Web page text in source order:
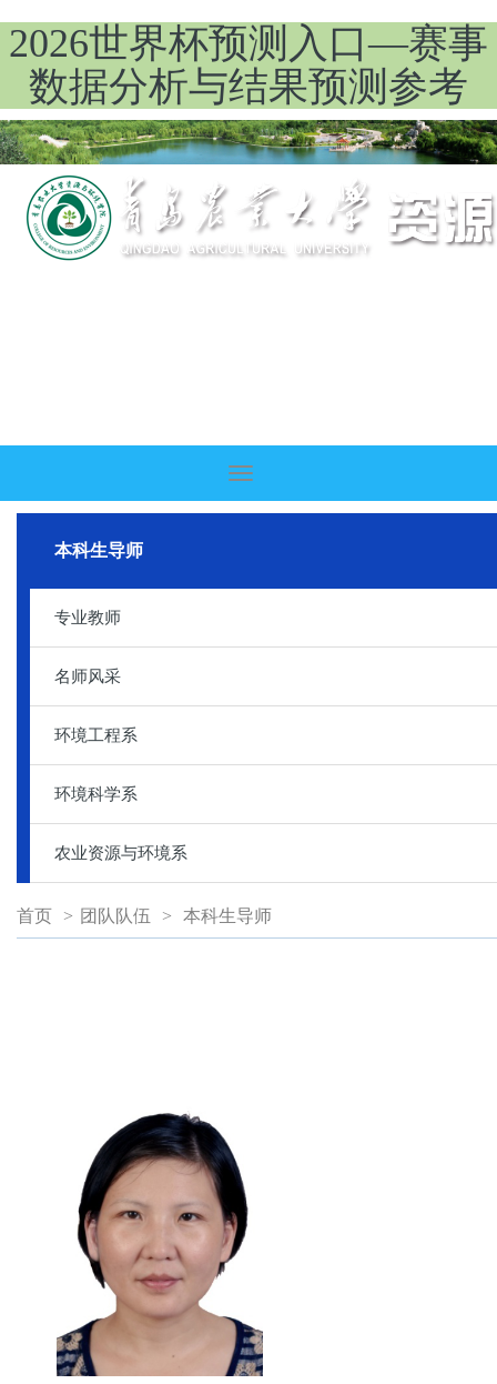
2026世界杯预测入口—赛事
数据分析与结果预测参考
本科生导师
专业教师
名师风采
环境工程系
环境科学系
农业资源与环境系
首页 > 团队队伍 > 本科生导师